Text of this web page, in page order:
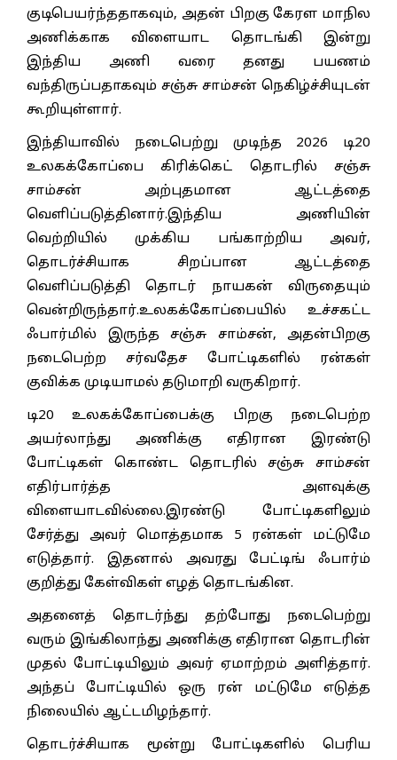
குடிபெயர்ந்ததாகவும், அதன் பிறகு கேரள மாநில
அணிக்காக விளையாட தொடங்கி இன்று
இந்திய அணி வரை தனது பயணம்
வந்திருப்பதாகவும் சஞ்சு சாம்சன் நெகிழ்ச்சியுடன்
கூறியுள்ளார்.
இந்தியாவில் நடைபெற்று முடிந்த 2026 டி20
உலகக்கோப்பை கிரிக்கெட் தொடரில் சஞ்சு
சாம்சன் அற்புதமான ஆட்டத்தை
வெளிப்படுத்தினார்.இந்திய அணியின்
வெற்றியில் முக்கிய பங்காற்றிய அவர்,
தொடர்ச்சியாக சிறப்பான ஆட்டத்தை
வெளிப்படுத்தி தொடர் நாயகன் விருதையும்
வென்றிருந்தார்.உலகக்கோப்பையில் உச்சகட்ட
ஃபார்மில் இருந்த சஞ்சு சாம்சன், அதன்பிறகு
நடைபெற்ற சர்வதேச போட்டிகளில் ரன்கள்
குவிக்க முடியாமல் தடுமாறி வருகிறார்.
டி20 உலகக்கோப்பைக்கு பிறகு நடைபெற்ற
அயர்லாந்து அணிக்கு எதிரான இரண்டு
போட்டிகள் கொண்ட தொடரில் சஞ்சு சாம்சன்
எதிர்பார்த்த அளவுக்கு
விளையாடவில்லை.இரண்டு போட்டிகளிலும்
சேர்த்து அவர் மொத்தமாக 5 ரன்கள் மட்டுமே
எடுத்தார். இதனால் அவரது பேட்டிங் ஃபார்ம்
குறித்து கேள்விகள் எழத் தொடங்கின.
அதனைத் தொடர்ந்து தற்போது நடைபெற்று
வரும் இங்கிலாந்து அணிக்கு எதிரான தொடரின்
முதல் போட்டியிலும் அவர் ஏமாற்றம் அளித்தார்.
அந்தப் போட்டியில் ஒரு ரன் மட்டுமே எடுத்த
நிலையில் ஆட்டமிழந்தார்.
தொடர்ச்சியாக மூன்று போட்டிகளில் பெரிய